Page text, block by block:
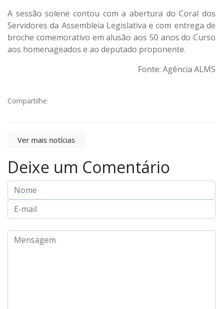
A sessão solene contou com a abertura do Coral dos
Servidores da Assembleia Legislativa e com entrega de
broche comemorativo em alusão aos 50 anos do Curso
aos homenageados e ao deputado proponente.
Fonte: Agência ALMS
Compartilhe:
Ver mais notícias
Deixe um Comentário